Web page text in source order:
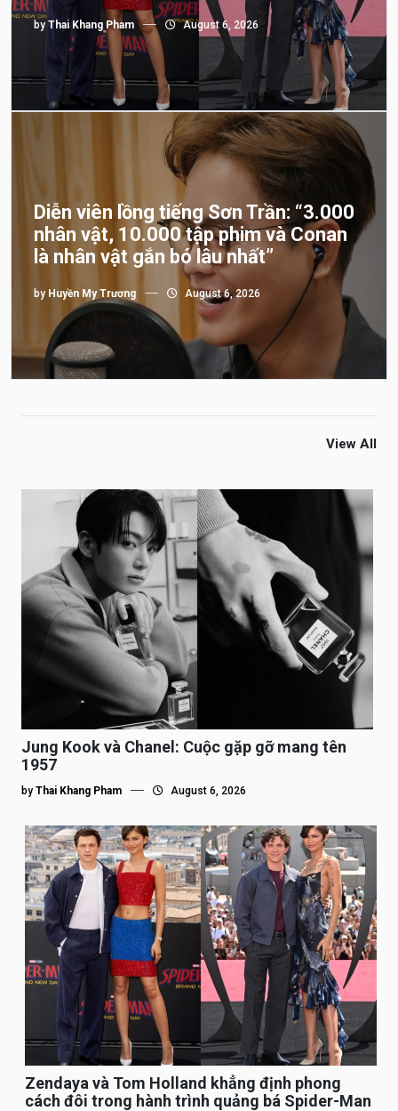
by Thai Khang Pham August 6, 2026
Diễn viên lồng tiếng Sơn Trần: “3.000
nhân vật, 10.000 tập phim và Conan
là nhân vật gắn bó lâu nhất”
by Huyền My Trương August 6, 2026
View All
Jung Kook và Chanel: Cuộc gặp gỡ mang tên
1957
by Thai Khang Pham August 6, 2026
Zendaya và Tom Holland khẳng định phong
cách đôi trong hành trình quảng bá Spider-Man